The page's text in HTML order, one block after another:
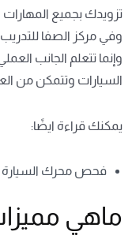
تزويدك بجميع المهارات
وفي مركز الصفا
وإنما تتعلم الجانب
السيارات وتتمكن من
يمكنك قراءة ايضًا:
فحص محرك السيارة
ماهي